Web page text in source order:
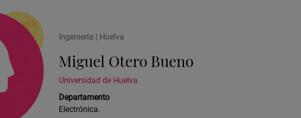
Ingeniería | Huelva
Miguel Otero Bueno
Universidad de Huelva
Departamento
Electrónica.